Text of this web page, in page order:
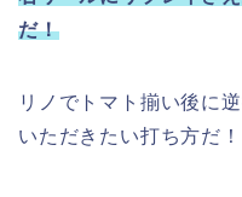
だ！
リノでトマト揃い後に
いただきたい打ち方だ！